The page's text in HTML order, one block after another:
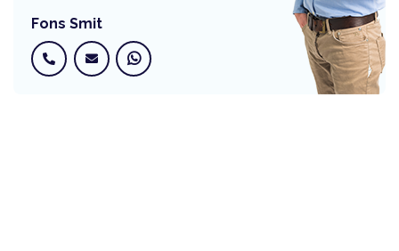
Fons Smit